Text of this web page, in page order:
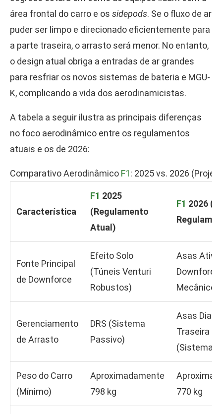
área frontal do carro e os sidepods. Se o fluxo de ar
puder ser limpo e direcionado eficientemente para
a parte traseira, o arrasto será menor. No entanto,
o design atual obriga a entradas de ar grandes
para resfriar os novos sistemas de bateria e MGU-
K, complicando a vida dos aerodinamicistas.
A tabela a seguir ilustra as principais diferenças
no foco aerodinâmico entre os regulamentos
atuais e os de 2026:
Comparativo Aerodinâmico F1: 2025 vs. 2026
Característica
F1 2025
(Regulamento
Atual)
F1 2026
Fonte Principal
de Downforce
Efeito Solo
(Túneis Venturi
Robustos)
Asas
Downforce
Mecânico
Gerenciamento
de Arrasto
DRS (Sistema
Passivo)
Asas
Traseira
(Sistema
Peso do Carro
(Mínimo)
Aproximadamente
798 kg
770 kg